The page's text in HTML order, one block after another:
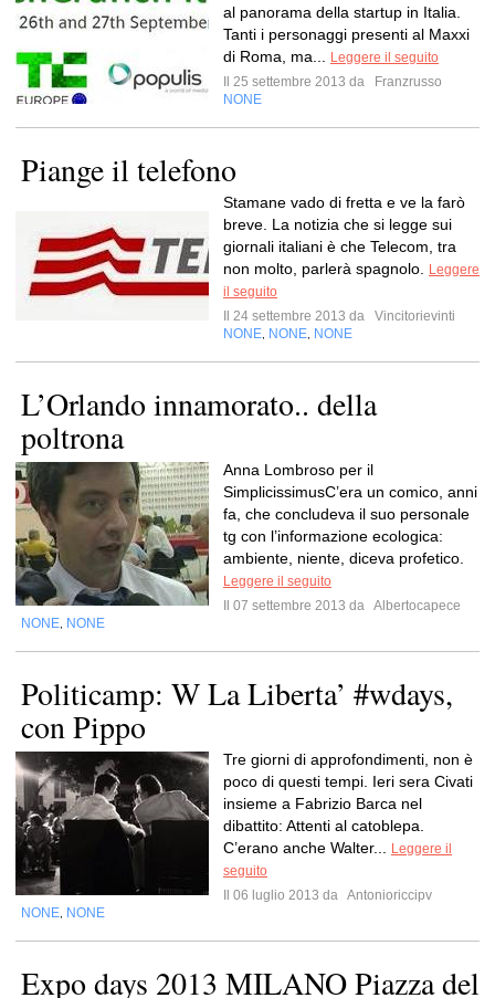
al panorama della startup in Italia.
Tanti i personaggi presenti al Maxxi
di Roma, ma...
Leggere il seguito
Il 25 settembre 2013 da
Franzrusso
NONE
Piange il telefono
Stamane vado di fretta e ve la farò
breve. La notizia che si legge sui
giornali italiani è che Telecom, tra
non molto, parlerà spagnolo.
Leggere
il seguito
Il 24 settembre 2013 da
Vincitorievinti
NONE NONE NONE
L’Orlando innamorato.. della
poltrona
Anna Lombroso per il
SimplicissimusC’era un comico, anni
fa, che concludeva il suo personale
tg con l’informazione ecologica:
ambiente, niente, diceva profetico.
Leggere il seguito
Il 07 settembre 2013 da Albertocapece
NONE NONE
Politicamp: W La Liberta’ ‎#wdays,
con Pippo
Tre giorni di approfondimenti, non è
poco di questi tempi. Ieri sera Civati
insieme a Fabrizio Barca nel
dibattito: Attenti al catoblepa.
C’erano anche Walter...
Leggere il
seguito
Il 06 luglio 2013 da Antonioriccipv
NONE NONE
Expo days 2013 MILANO Piazza del